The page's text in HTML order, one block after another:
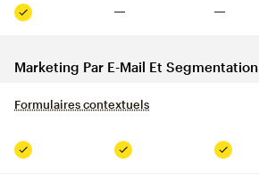
Inclus
Marketing Par E-Mail Et Segmentation
Formulaires contextuels
Inclus Inclus Inclus